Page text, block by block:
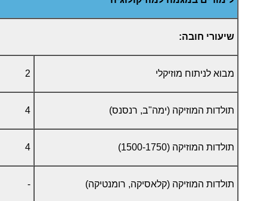
שיעורי חובה:
מבוא לניתוח מוזיקלי 2
תולדות המוזיקה (ימה"ב, רנסנס) 4
תולדות המוזיקה (1500-1750) 4
תולדות המוזיקה (קלאסיקה, רומנטיקה) -